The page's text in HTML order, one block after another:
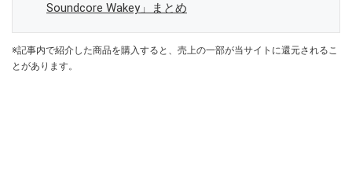
Soundcore Wakey」まとめ
※記事内で紹介した商品を購入すると、売上の一部が当サイトに還元されるこ
とがあります。